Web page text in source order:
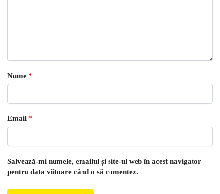
Nume *
Email *
Salvează-mi numele, emailul și site-ul web în acest navigator
pentru data viitoare când o să comentez.